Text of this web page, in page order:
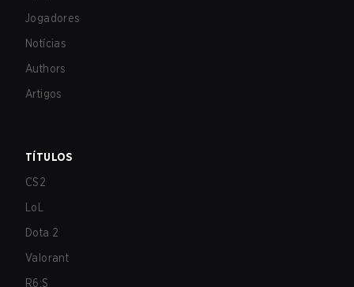
Jogadores
Notícias
Authors
Artigos
TÍTULOS
CS2
LoL
Dota 2
Valorant
R6:S